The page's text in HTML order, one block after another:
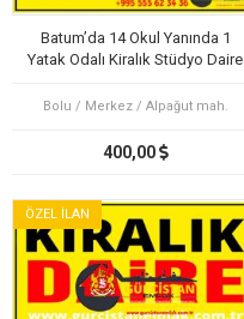
Batum’da 14 Okul Yanında 1
Yatak Odalı Kiralık Stüdyo Daire
Bolu / Merkez / Alpağut mah.
400,00
ÖZEL İLAN